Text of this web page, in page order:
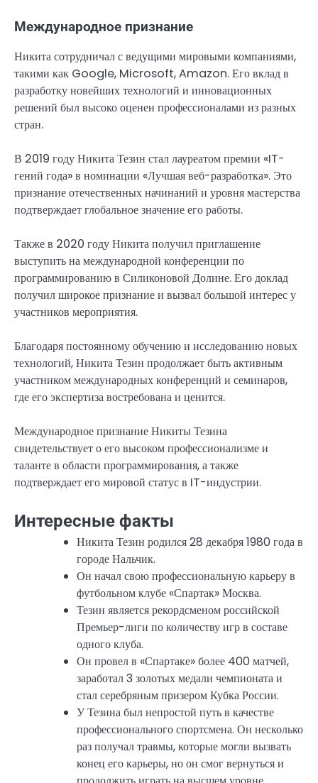
Международное признание
Никита сотрудничал с ведущими мировыми компаниями,
такими как Google, Microsoft, Amazon. Его вклад в
разработку новейших технологий и инновационных
решений был высоко оценен профессионалами из разных
стран.
В 2019 году Никита Тезин стал лауреатом премии «IT-
гений года» в номинации «Лучшая веб-разработка». Это
признание отечественных начинаний и уровня мастерства
подтверждает глобальное значение его работы.
Также в 2020 году Никита получил приглашение
выступить на международной конференции по
программированию в Силиконовой Долине. Его доклад
получил широкое признание и вызвал большой интерес у
участников мероприятия.
Благодаря постоянному обучению и исследованию новых
технологий, Никита Тезин продолжает быть активным
участником международных конференций и семинаров,
где его экспертиза востребована и ценится.
Международное признание Никиты Тезина
свидетельствует о его высоком профессионализме и
таланте в области программирования, а также
подтверждает его мировой статус в IT-индустрии.
Интересные факты
Никита Тезин родился 28 декабря 1980 года в
городе Нальчик.
Он начал свою профессиональную карьеру в
футбольном клубе «Спартак» Москва.
Тезин является рекордсменом российской
Премьер-лиги по количеству игр в составе
одного клуба.
Он провел в «Спартаке» более 400 матчей,
заработал 3 золотых медали чемпионата и
стал серебряным призером Кубка России.
У Тезина был непростой путь в качестве
профессионального спортсмена. Он несколько
раз получал травмы, которые могли вызвать
конец его карьеры, но он смог вернуться и